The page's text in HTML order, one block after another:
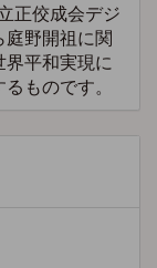
正佼成会デジ
庭野開祖に関
平和実現に
ものです。